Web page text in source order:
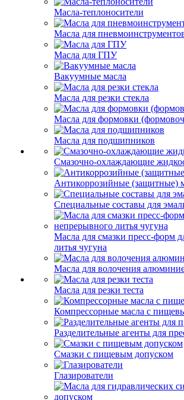
Масла-теплоносители
Масла для
Масла для ГПУ
Вакуумные масла
Масла для резки стекла
Масла для формовки
Масла для подшипников
Смазочно-охлаждающие
Антикоррозийные (защитные)
Специальные составы для
Масла для смазки пресс-форм
литья чугуна
Масла для волочения
Масла для резки теста
Компрессорные масла с
Разделительные агенты для
Смазки с пищевым допуском
Глазирователи